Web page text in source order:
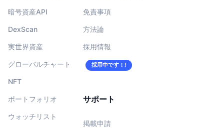
暗号資産API
DexScan
実世界資産
グローバルチャート
NFT
ポートフォリオ
ウォッチリスト
免責事項
方法論
採用情報
採用中です！!
サポート
掲載申請